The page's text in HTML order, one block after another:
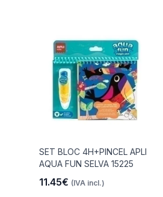
SET BLOC 4H+PINCEL APLI
AQUA FUN SELVA 15225
11.45€ (IVA incl.)